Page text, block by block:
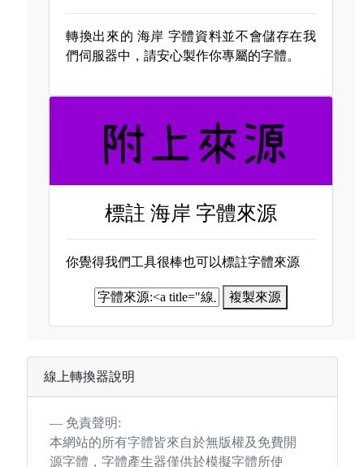
轉換出來的 海岸 字體資料並不會儲存在我
們伺服器中，請安心製作你專屬的字體。
標註海岸 字體來源
你覺得我們工具很棒也可以標註字體來源
複製來源
線上轉換器說明
免責聲明:
本網站的所有字體皆來自於無版權及免費開
源字體，字體產生器僅供於模擬字體所使